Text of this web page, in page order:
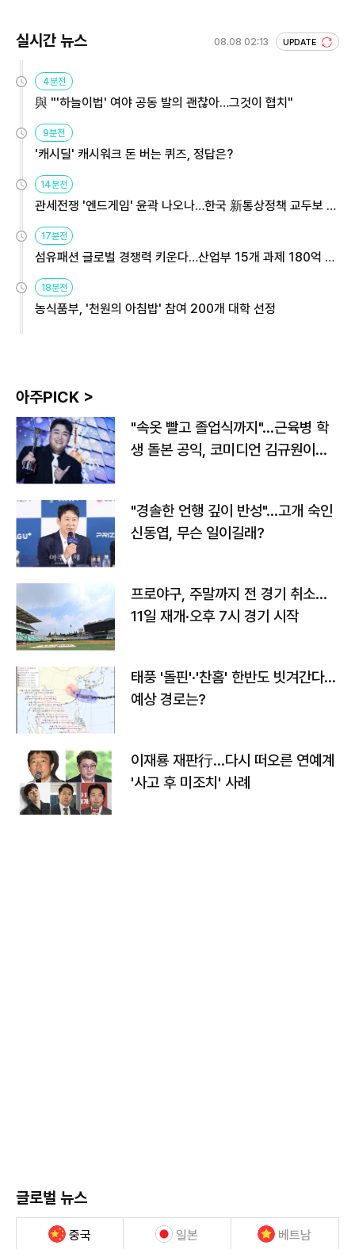
실시간 뉴스 08.08 02:13 UPDATE
4분전
與 "'하늘이법' 여야 공동 발의 괜찮아…그것이 협치"
9분전
'캐시딜' 캐시워크 돈 버는 퀴즈, 정답은?
14분전
관세전쟁 '엔드게임' 윤곽 나오나…한국 新통상정책 교두보 활
17분전
섬유패션 글로벌 경쟁력 키운다…산업부 15개 과제 180억 지
18분전
농식품부, '천원의 아침밥' 참여 200개 대학 선정
아주PICK >
"속옷 빨고 졸업식까지"…근육병 학
생 돌본 공익, 코미디언 김규원이었
"경솔한 언행 깊이 반성"…고개 숙인
신동엽, 무슨 일이길래?
프로야구, 주말까지 전 경기 취소…
11일 재개·오후 7시 경기 시작
태풍 '돌핀'·'찬홈' 한반도 빗겨간다…
예상 경로는?
이재룡 재판行…다시 떠오른 연예계
'사고 후 미조치' 사례
글로벌 뉴스
중국 일본 베트남